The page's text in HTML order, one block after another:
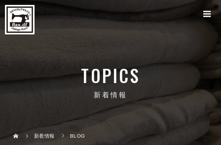
TOPICS
新着情報
新着情報 BLOG